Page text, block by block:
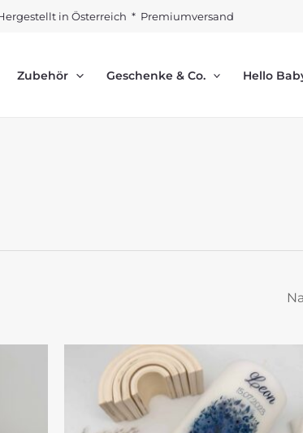
in Österreich * Premiumversand
Zubehör Geschenke & Co. Hello